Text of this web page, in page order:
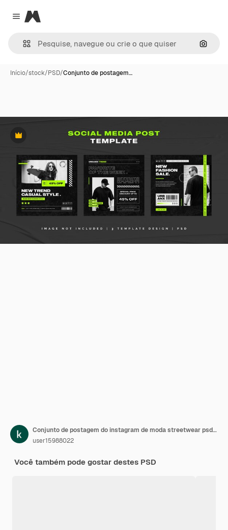
Close menu
Magnific
Início/stock/PSD/Conjunto de postagem…
Premium
Conjunto de postagem do instagram de moda streetwear psd premium
user15988022
Você também pode gostar destes PSD